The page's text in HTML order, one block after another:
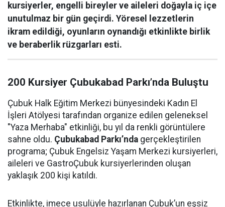
kursiyerler, engelli bireyler ve aileleri doğayla iç içe
unutulmaz bir gün geçirdi. Yöresel lezzetlerin
ikram edildiği, oyunların oynandığı etkinlikte birlik
ve beraberlik rüzgarları esti.
200 Kursiyer Çubukabad Parkı’nda Buluştu
Çubuk Halk Eğitim Merkezi bünyesindeki Kadın El
İşleri Atölyesi tarafından organize edilen geleneksel
"Yaza Merhaba" etkinliği, bu yıl da renkli görüntülere
sahne oldu. Çubukabad Parkı’nda gerçekleştirilen
programa; Çubuk Engelsiz Yaşam Merkezi kursiyerleri,
aileleri ve GastroÇubuk kursiyerlerinden oluşan
yaklaşık 200 kişi katıldı.
Etkinlikte, imece usulüyle hazırlanan Çubuk’un eşsiz